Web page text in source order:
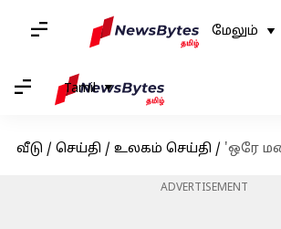
மேலும்
Tamil
வீடு / செய்தி / உலகம் செய்தி / 'ஒரே மணிநேரத்தில் ஜெயித்துவிட்டோம்': ஈரானை
ADVERTISEMENT